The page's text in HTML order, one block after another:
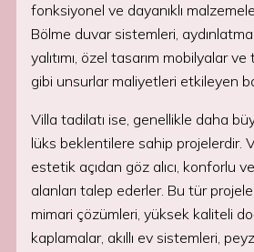
fonksiyonel ve dayanıklı
Bölme duvar sistemleri,
yalıtımı, özel tasarım mobilyalar
gibi unsurlar maliyetleri etkileyen
Villa tadilatı ise, genellikle daha
lüks beklentilere sahip projelerdir.
estetik açıdan göz alıcı, konforlu
alanları talep ederler. Bu tür
mimari çözümleri, yüksek kaliteli
kaplamalar, akıllı ev sistemleri,